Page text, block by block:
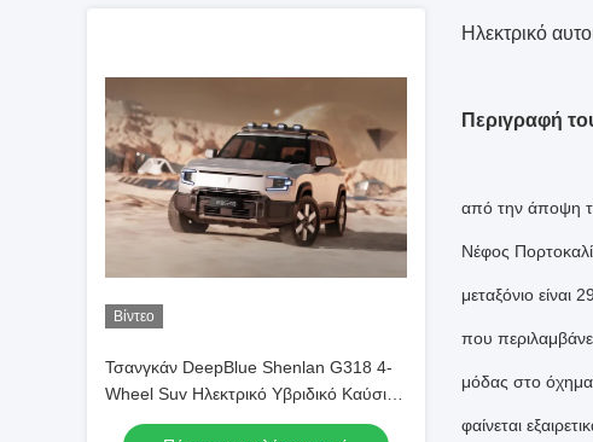
Βίντεο
Τσανγκάν DeepBlue Shenlan G318 4-
Wheel Suv Ηλεκτρικό Υβριδικό Καύσιμο
4WD Off-road Ev Car Νέο Ενέργεια
Ηλεκτρικό
Περιγραφή
από την άποψη
Νέφος
μεταξόνιο είναι
που
μόδας στο
φαίνεται